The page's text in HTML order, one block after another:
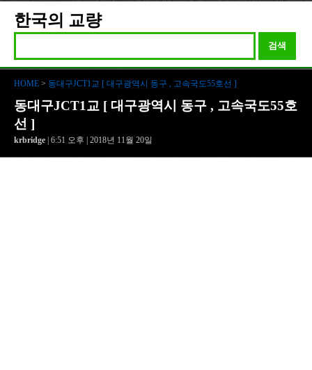
한국의 교량
검색
HOME > 동대구JCT1교 [ 대구광역시 동구 , 고속국도55호선 ]
동대구JCT1교 [ 대구광역시 동구 , 고속국도55호
선 ]
krbridge | 6:51 오후 | 2018년 11월 20일